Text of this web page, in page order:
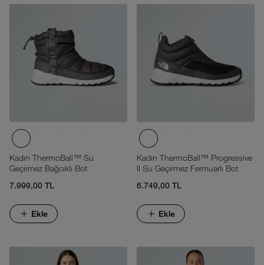
Kadın ThermoBall™ Su
Geçirmez Bağcıklı Bot
7.999,00 TL
Ekle
Kadın ThermoBall™ Progressive
II Su Geçirmez Fermuarlı Bot
6.749,00 TL
Ekle